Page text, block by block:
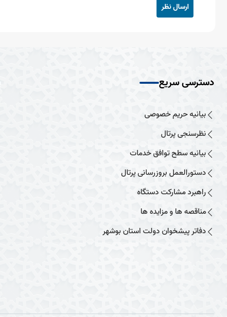
ارسال نظر
دسترسی سریع
بیانیه حریم خصوصی
نظرسنجی پرتال
بیانیه سطح توافق خدمات
دستورالعمل بروزرسانی پرتال
راهبرد مشارکت دستگاه
مناقصه ها و مزایده ها
دفاتر پیشخوان دولت استان بوشهر